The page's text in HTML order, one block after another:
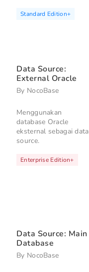
Standard Edition+
Data Source:
External Oracle
By NocoBase
Menggunakan
database Oracle
eksternal sebagai data
source.
Enterprise Edition+
Data Source: Main
Database
By NocoBase